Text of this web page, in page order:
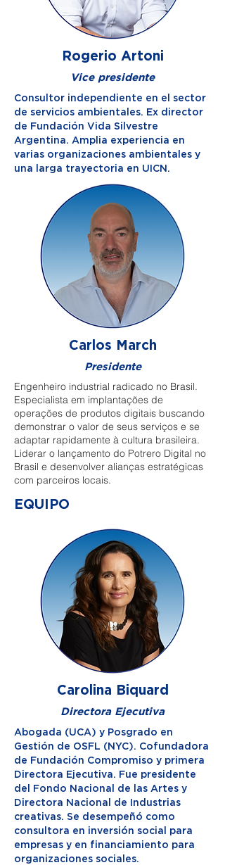
Rogerio Artoni
Vice presidente
Consultor independiente en el sector
de servicios ambientales. Ex director
de Fundación Vida Silvestre
Argentina. Amplia experiencia en
varias organizaciones ambientales y
una larga trayectoria en UICN.
Carlos March
Presidente
Engenheiro industrial radicado no Brasil.
Especialista em implantações de
operações de produtos digitais buscando
demonstrar o valor de seus serviços e se
adaptar rapidamente à cultura brasileira.
Liderar o lançamento do Potrero Digital no
Brasil e desenvolver alianças estratégicas
com parceiros locais.
EQUIPO
Carolina Biquard
Directora Ejecutiva
Abogada (UCA) y Posgrado en
Gestión de OSFL (NYC). Cofundadora
de Fundación Compromiso y primera
Directora Ejecutiva. Fue presidente
del Fondo Nacional de las Artes y
Directora Nacional de Industrias
creativas. Se desempeñó como
consultora en inversión social para
empresas y en financiamiento para
organizaciones sociales.